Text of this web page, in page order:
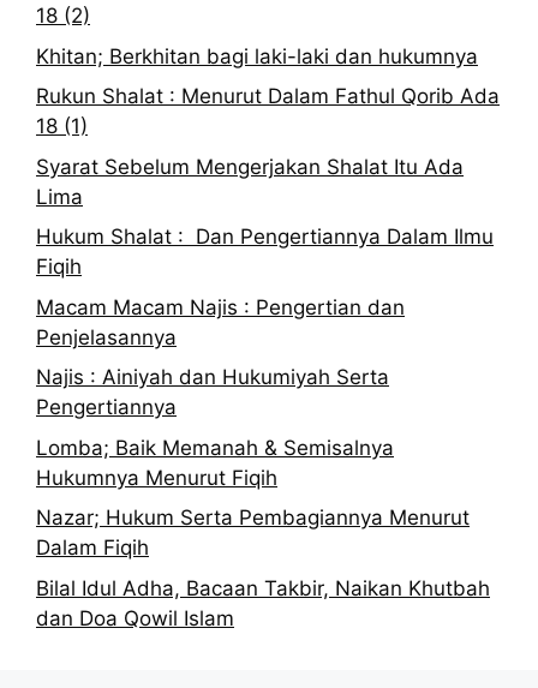
18 (2)
Khitan; Berkhitan bagi laki-laki dan hukumnya
Rukun Shalat : Menurut Dalam Fathul Qorib Ada
18 (1)
Syarat Sebelum Mengerjakan Shalat Itu Ada
Lima
Hukum Shalat : Dan Pengertiannya Dalam Ilmu
Fiqih
Macam Macam Najis : Pengertian dan
Penjelasannya
Najis : Ainiyah dan Hukumiyah Serta
Pengertiannya
Lomba; Baik Memanah & Semisalnya
Hukumnya Menurut Fiqih
Nazar; Hukum Serta Pembagiannya Menurut
Dalam Fiqih
Bilal Idul Adha, Bacaan Takbir, Naikan Khutbah
dan Doa Qowil Islam